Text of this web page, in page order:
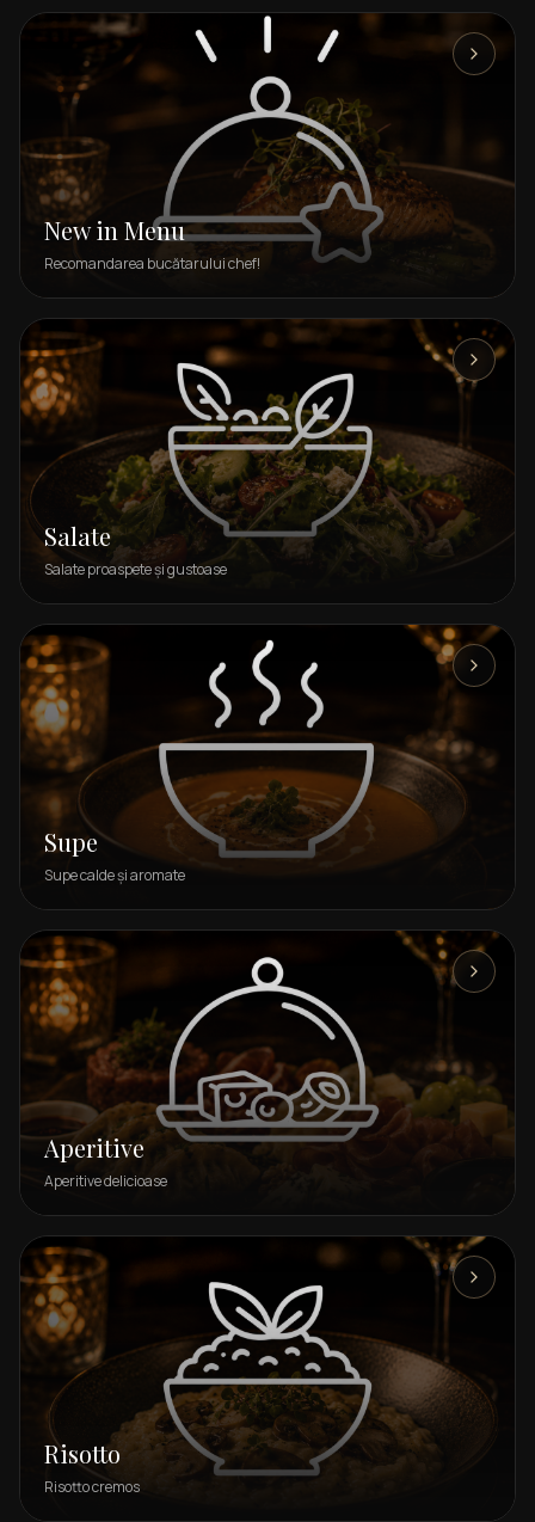
New in Menu
Recomandarea bucătarului chef!
Salate
Salate proaspete și gustoase
Supe
Supe calde și aromate
Aperitive
Aperitive delicioase
Risotto
Risotto cremos